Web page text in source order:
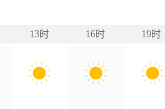
13时 16时 19时